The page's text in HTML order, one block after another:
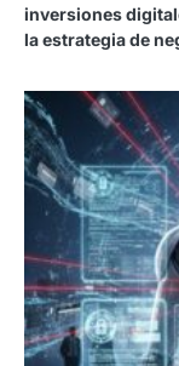
inversiones
la estrategia de